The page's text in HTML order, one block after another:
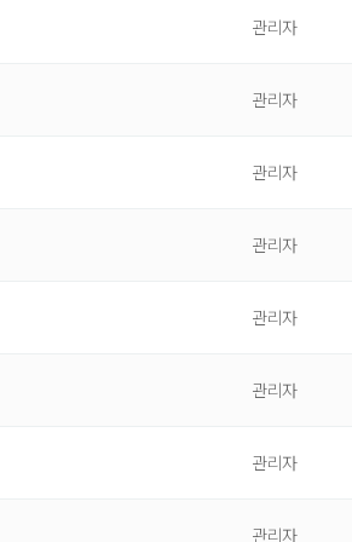
관리자
관리자
관리자
관리자
관리자
관리자
관리자
관리자